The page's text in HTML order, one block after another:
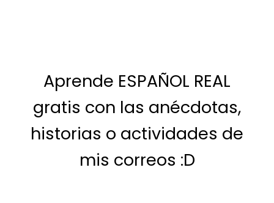
Aprende ESPAÑOL REAL
gratis con las anécdotas,
historias o actividades de
mis correos :D